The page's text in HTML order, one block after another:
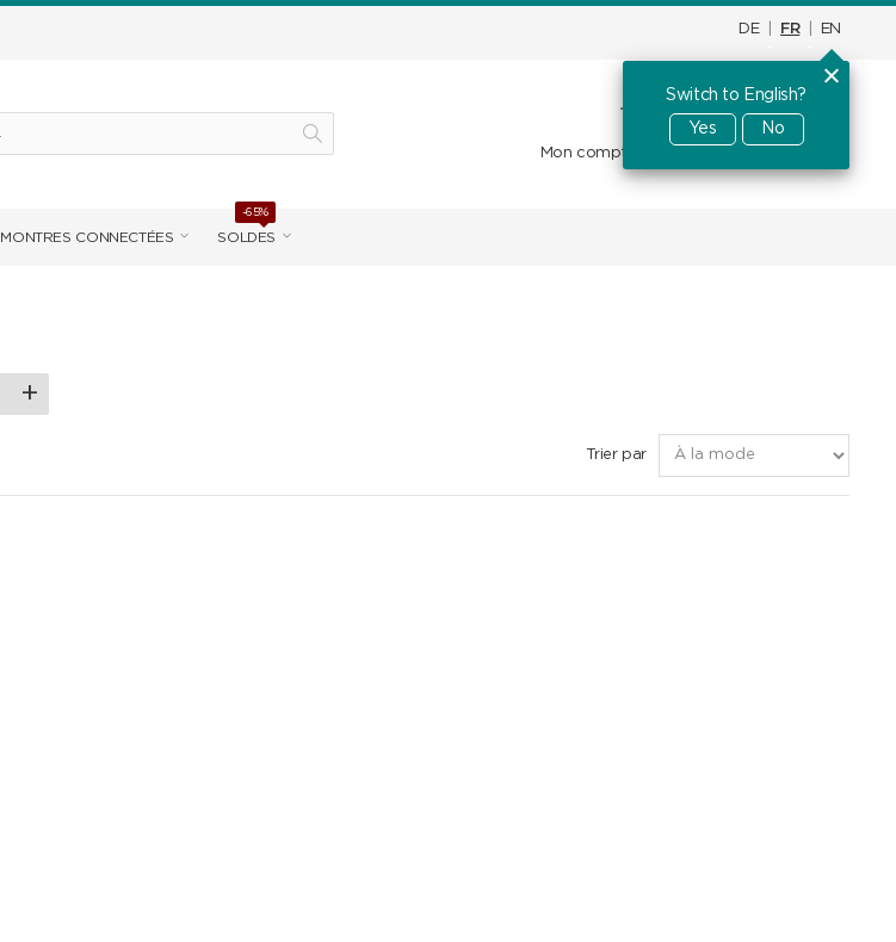
DE FR EN
Switch to English?
Yes
No
Panier d'achat CHF0.00
Mon compte
MONTRES CONNECTÉES SOLDES
-65%
Trier par